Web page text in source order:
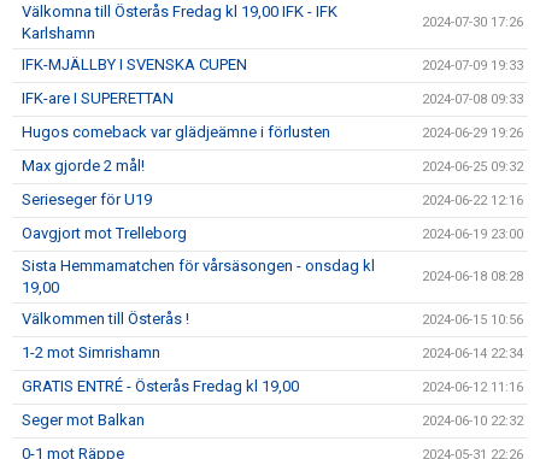
Välkomna till Österås Fredag kl 19,00 IFK - IFK
Karlshamn
2024-07-30 17:26
IFK-MJÄLLBY I SVENSKA CUPEN 2024-07-09 19:33
IFK-are I SUPERETTAN 2024-07-08 09:33
Hugos comeback var glädjeämne i förlusten 2024-06-29 19:26
Max gjorde 2 mål! 2024-06-25 09:32
Serieseger för U19 2024-06-22 12:16
Oavgjort mot Trelleborg 2024-06-19 23:00
Sista Hemmamatchen för vårsäsongen - onsdag kl
19,00
2024-06-18 08:28
Välkommen till Österås ! 2024-06-15 10:56
1-2 mot Simrishamn 2024-06-14 22:34
GRATIS ENTRÉ - Österås Fredag kl 19,00 2024-06-12 11:16
Seger mot Balkan 2024-06-10 22:32
0-1 mot Räppe 2024-05-31 22:26